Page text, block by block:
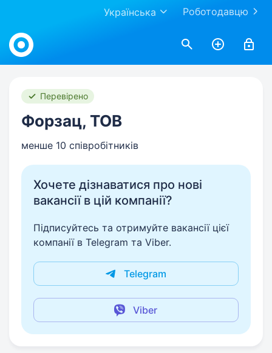
Роботодавцю
Українська
Work.ua
Перевірено
Форзац, ТОВ
менше 10 співробітників
Хочете дізнаватися про нові
вакансії в цій компанії?
Підписуйтесь та отримуйте вакансії цієї
компанії в Telegram та Viber.
Telegram
Viber